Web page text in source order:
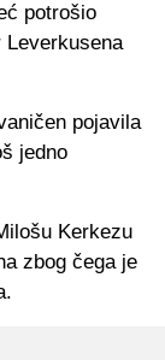
potrošio
Leverkusena
pojavila
jedno
Kerkezu
zbog čega je